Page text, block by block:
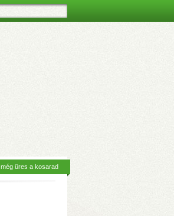
– Hívásfogadás
vezetékes
üres a kosarad